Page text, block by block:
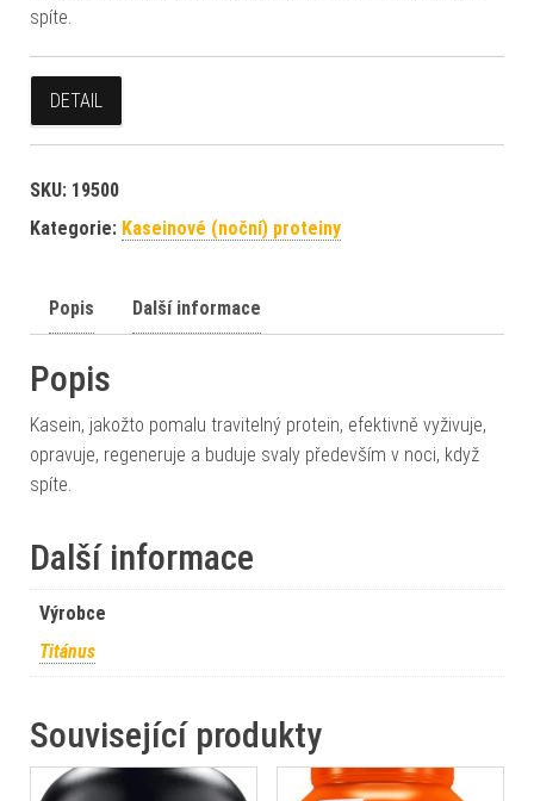
spíte.
DETAIL
SKU: 19500
Kategorie: Kaseinové (noční) proteiny
Popis Další informace
Popis
Kasein, jakožto pomalu travitelný protein, efektivně vyživuje,
opravuje, regeneruje a buduje svaly především v noci, když
spíte.
Další informace
Výrobce
Titánus
Související produkty